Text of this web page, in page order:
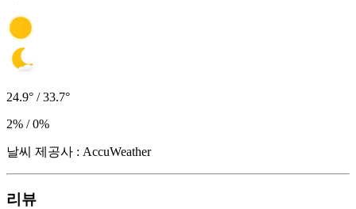
24.9° / 33.7°
2% / 0%
날씨 제공사 : AccuWeather
리뷰